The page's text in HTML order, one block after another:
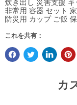
炊き出し 災害支援
非常用 容器 セット
防災用 カップ ご飯
これを共有：
カ